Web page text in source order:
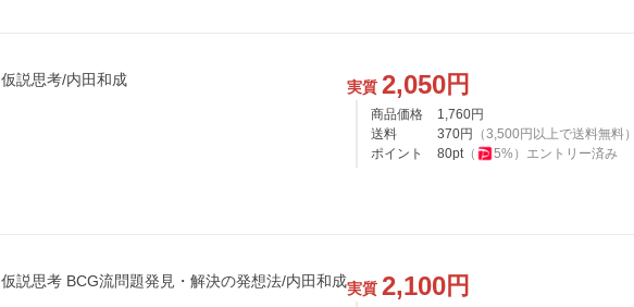
仮説思考/内田和成 実質 2,050円
商品価格 1,760円
送料
370円 （3,500 円以上で送料無料）
ポイント
80pt（ 5%） エントリー済み
仮説思考 BCG流問題発見・解決の発想法/内田和成実質 2,100円